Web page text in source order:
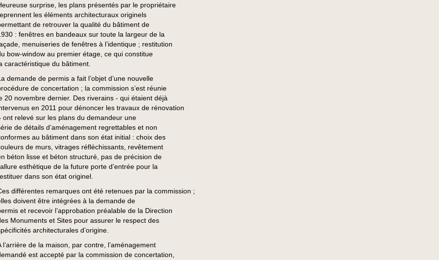
surprise, les plans présentés par le propriétaire
les éléments architecturaux originels
de retrouver la qualité du bâtiment de
: fenêtres en bandeaux sur toute la largeur de la
menuiseries de fenêtres à l’identique ; restitution
bow-window au premier étage, ce qui constitue
caractéristique du bâtiment.
demande de permis a fait l’objet d’une nouvelle
de concertation ; la commission s’est réunie
20 novembre dernier. Des riverains - qui étaient déjà
en 2011 pour dénoncer les travaux de rénovation
ont relevé sur les plans du demandeur une
de détails d’aménagement regrettables et non
au bâtiment dans son état initial : choix des
de murs, vitrages réfléchissants, revêtement
béton lisse et béton structuré, pas de précision de
esthétique de la future porte d’entrée pour la
dans son état originel.
différentes remarques ont été retenues par la commission ;
doivent être intégrées à la demande de
et recevoir l’approbation préalable de la Direction
Monuments et Sites pour assurer le respect des
architecturales d’origine.
l’arrière de la maison, par contre, l’aménagement
est accepté par la commission de concertation,